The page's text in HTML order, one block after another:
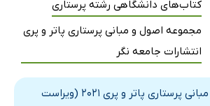
کتاب‌های دانشگاهی رشته پرستاری
مجموعه اصول و مبانی پرستاری پاتر و پری
انتشارات جامعه نگر
کتاب اصول و مبانی پرستاری پاتر و پری 2021 (ویراست